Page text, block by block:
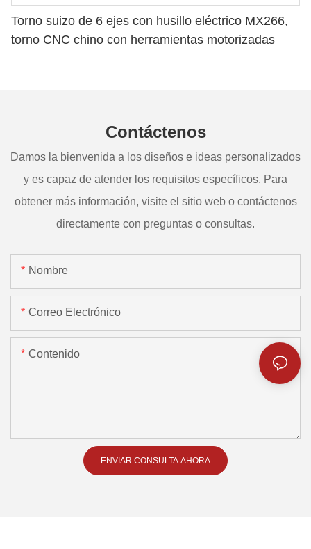
Torno suizo de 6 ejes con husillo eléctrico MX266,
torno CNC chino con herramientas motorizadas
Contáctenos
Damos la bienvenida a los diseños e ideas personalizados
y es capaz de atender los requisitos específicos. Para
obtener más información, visite el sitio web o contáctenos
directamente con preguntas o consultas.
Nombre
Correo Electrónico
Contenido
ENVIAR CONSULTA AHORA